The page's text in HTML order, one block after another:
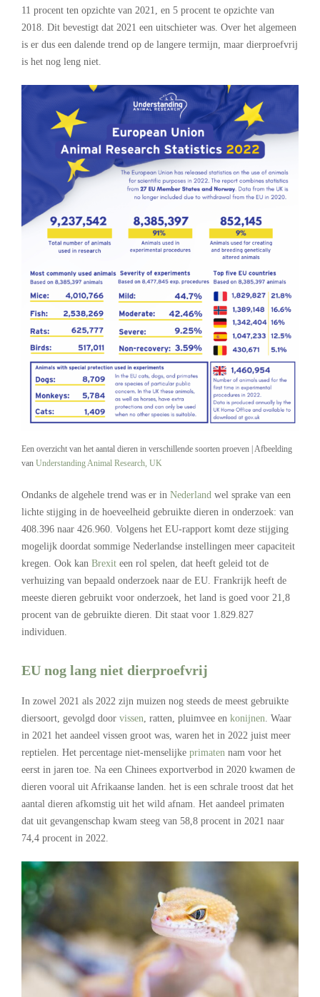
11 procent ten opzichte van 2021, en 5 procent te opzichte van
2018. Dit bevestigt dat 2021 een uitschieter was. Over het algemeen
is er dus een dalende trend op de langere termijn, maar dierproefvrij
is het nog leng niet.
Een overzicht van het aantal dieren in verschillende soorten proeven | Afbeelding
van Understanding Animal Research, UK
Ondanks de algehele trend was er in Nederland wel sprake van een
lichte stijging in de hoeveelheid gebruikte dieren in onderzoek: van
408.396 naar 426.960. Volgens het EU-rapport komt deze stijging
mogelijk doordat sommige Nederlandse instellingen meer capaciteit
kregen. Ook kan Brexit een rol spelen, dat heeft geleid tot de
verhuizing van bepaald onderzoek naar de EU. Frankrijk heeft de
meeste dieren gebruikt voor onderzoek, het land is goed voor 21,8
procent van de gebruikte dieren. Dit staat voor 1.829.827
individuen.
EU nog lang niet dierproefvrij
In zowel 2021 als 2022 zijn muizen nog steeds de meest gebruikte
diersoort, gevolgd door vissen , ratten, pluimvee en konijnen . Waar
in 2021 het aandeel vissen groot was, waren het in 2022 juist meer
reptielen. Het percentage niet-menselijke primaten nam voor het
eerst in jaren toe. Na een Chinees exportverbod in 2020 kwamen de
dieren vooral uit Afrikaanse landen. het is een schrale troost dat het
aantal dieren afkomstig uit het wild afnam. Het aandeel primaten
dat uit gevangenschap kwam steeg van 58,8 procent in 2021 naar
74,4 procent in 2022.